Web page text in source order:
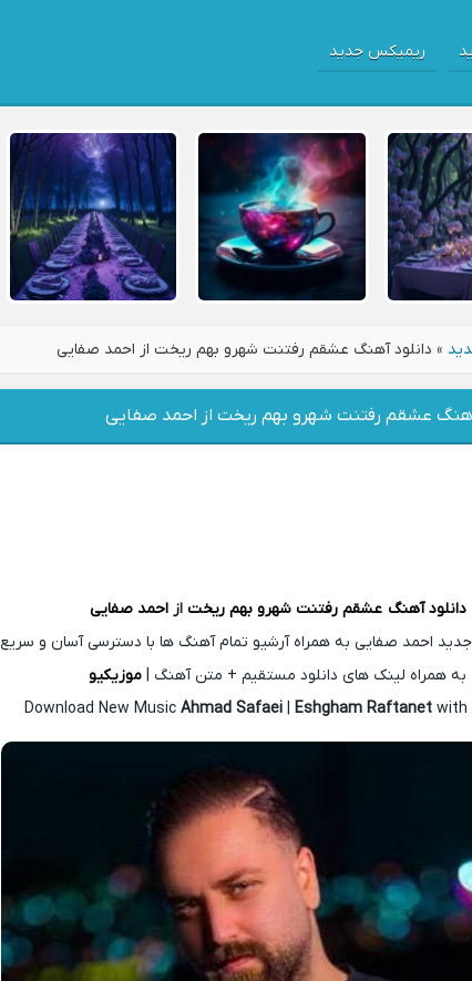
ریمیکس جدید
» دانلود آهنگ عشقم رفتنت شهرو بهم ریخت از احمد صفایی
آهنگ عشقم رفتنت شهرو بهم ریخت از احمد صفایی
دانلود آهنگ عشقم رفتنت شهرو بهم ریخت ازاحمد صفایی
جدید احمد صفایی به همراه آرشیو تمام آهنگ ها با دسترسی آسان و سریع
به همراه لینک های دانلود مستقیم + متن آهنگ | موزیکیو
Download New MusicAhmad Safaei |Eshgham Raftanetwith